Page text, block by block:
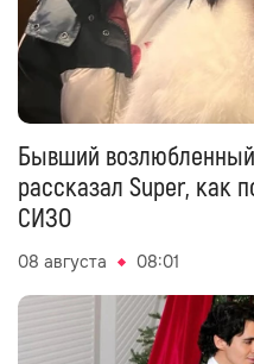
Бывший
рассказал Super, как
СИЗО
08 августа 08:01